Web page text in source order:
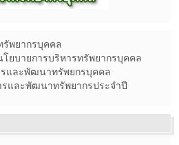
รัพยากรบุคคล
ยบายการบริหารทรัพยากรบุคคล
และพัฒนาทรัพยกรบุคคล
รและพัฒนาทรัพยากรประจำปี